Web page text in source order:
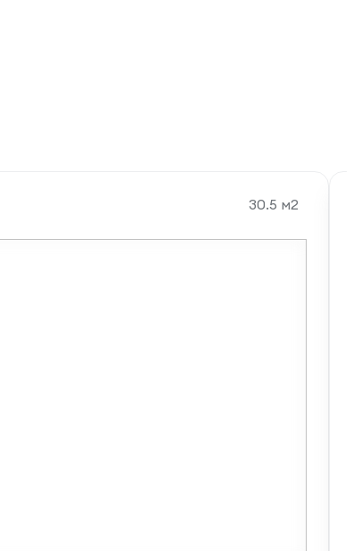
30.5 м2